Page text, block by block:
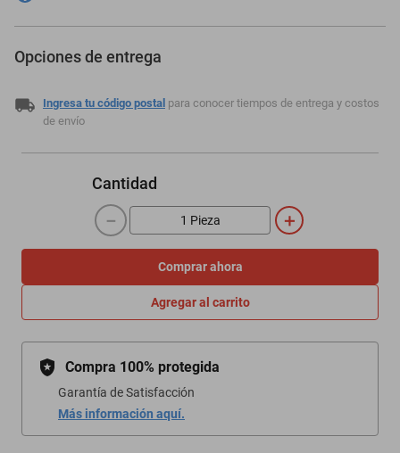
Opciones de entrega
Ingresa tu código postal para conocer tiempos de entrega y costos
de envío
Cantidad
＋
－
Comprar ahora
Agregar al carrito
Compra 100% protegida
Garantía de Satisfacción
Más información aquí.